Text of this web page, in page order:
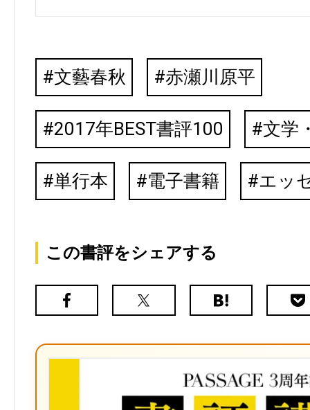
文藝春秋 赤瀬川原平
2017年BEST書評100 文学
単行本 電子書籍 エッ
この書評をシェアする
Facebook
X（旧
は
ク
マ
ー